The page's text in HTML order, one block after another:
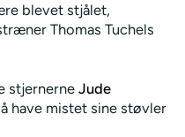
blevet stjålet,
Thomas Tuchels
stjernerne Jude
have mistet sine støvler